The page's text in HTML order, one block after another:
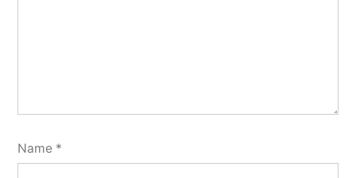
Name *